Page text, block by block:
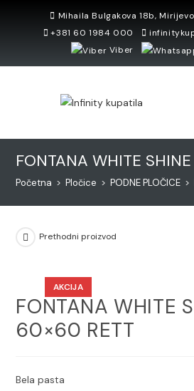
Mihaila Bulgakova 18b,
+381 60 1984 000
Viber
FONTANA WHITE
Početna > Pločice > PODNE PLOČICE >
AKCIJA
Prethodni proizvod
FONTANA WHITE
60×60 RETT
Bela pasta